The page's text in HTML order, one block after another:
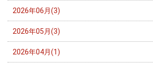
2026年06月(3)
2026年05月(3)
2026年04月(1)